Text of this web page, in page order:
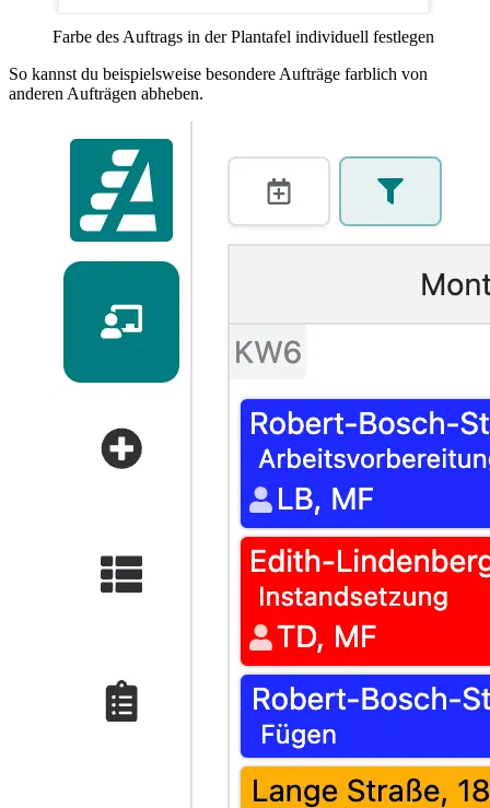
Farbe des Auftrags in der Plantafel individuell festlegen
So kannst du beispielsweise besondere Aufträge farblich von
anderen Aufträgen abheben.